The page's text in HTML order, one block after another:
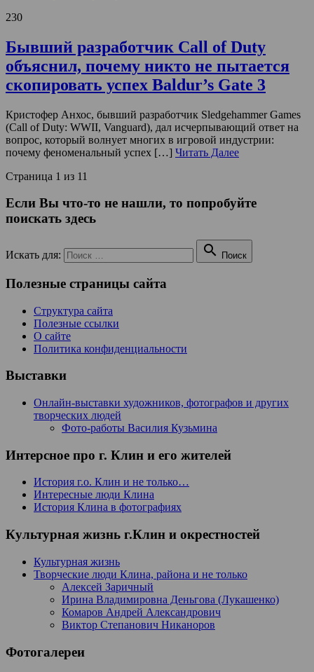
230
Бывший разработчик Call of Duty
объяснил, почему никто не пытается
скопировать успех Baldur’s Gate 3
Кристофер Анхос, бывший разработчик Sledgehammer Games
(Call of Duty: WWII, Vanguard), дал исчерпывающий ответ на
вопрос, который волнует многих в игровой индустрии:
почему феноменальный успех […] Читать Далее
Страница 1 из 11
Если Вы что-то не нашли, то попробуйте
поискать здесь
Искать для:  Поиск
Полезные страницы сайта
Структура сайта
Полезные ссылки
О сайте
Политика конфиденциальности
Выставки
Онлайн-выставки художников, фотографов и других
творческих людей
Фото-работы Василия Кузьмина
Интерсное про г. Клин и его жителей
История г.о. Клин и не только…
Интересные люди Клина
История Клина в фотографиях
Культурная жизнь г.Клин и окрестностей
Культурная жизнь
Творческие люди Клина, района и не только
Алексей Заричный
Ирина Владимировна Деньгова (Лукашенко)
Комаров Андрей Александрович
Виктор Степанович Никаноров
Фотогалереи